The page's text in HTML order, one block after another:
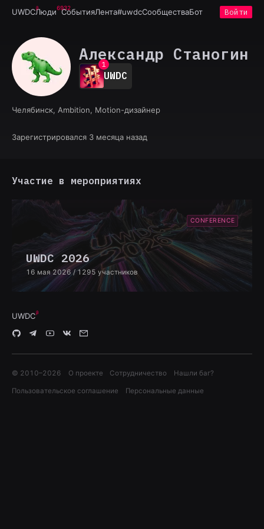
UWDCЛюди6932
СобытияЛента#uwdcСообществаБот Войти
Александр Станогин
0
1
2
3
5
7
UWDC
Челябинск, Ambition, Motion-дизайнер
Зарегистрировался 3 месяца назад
Участие в мероприятиях
CONFERENCE
UWDC 2026
16 мая 2026 / 1295 участников
UWDC
© 2010–2026 О проекте Сотрудничество Нашли баг?
Пользовательское соглашение Персональные данные